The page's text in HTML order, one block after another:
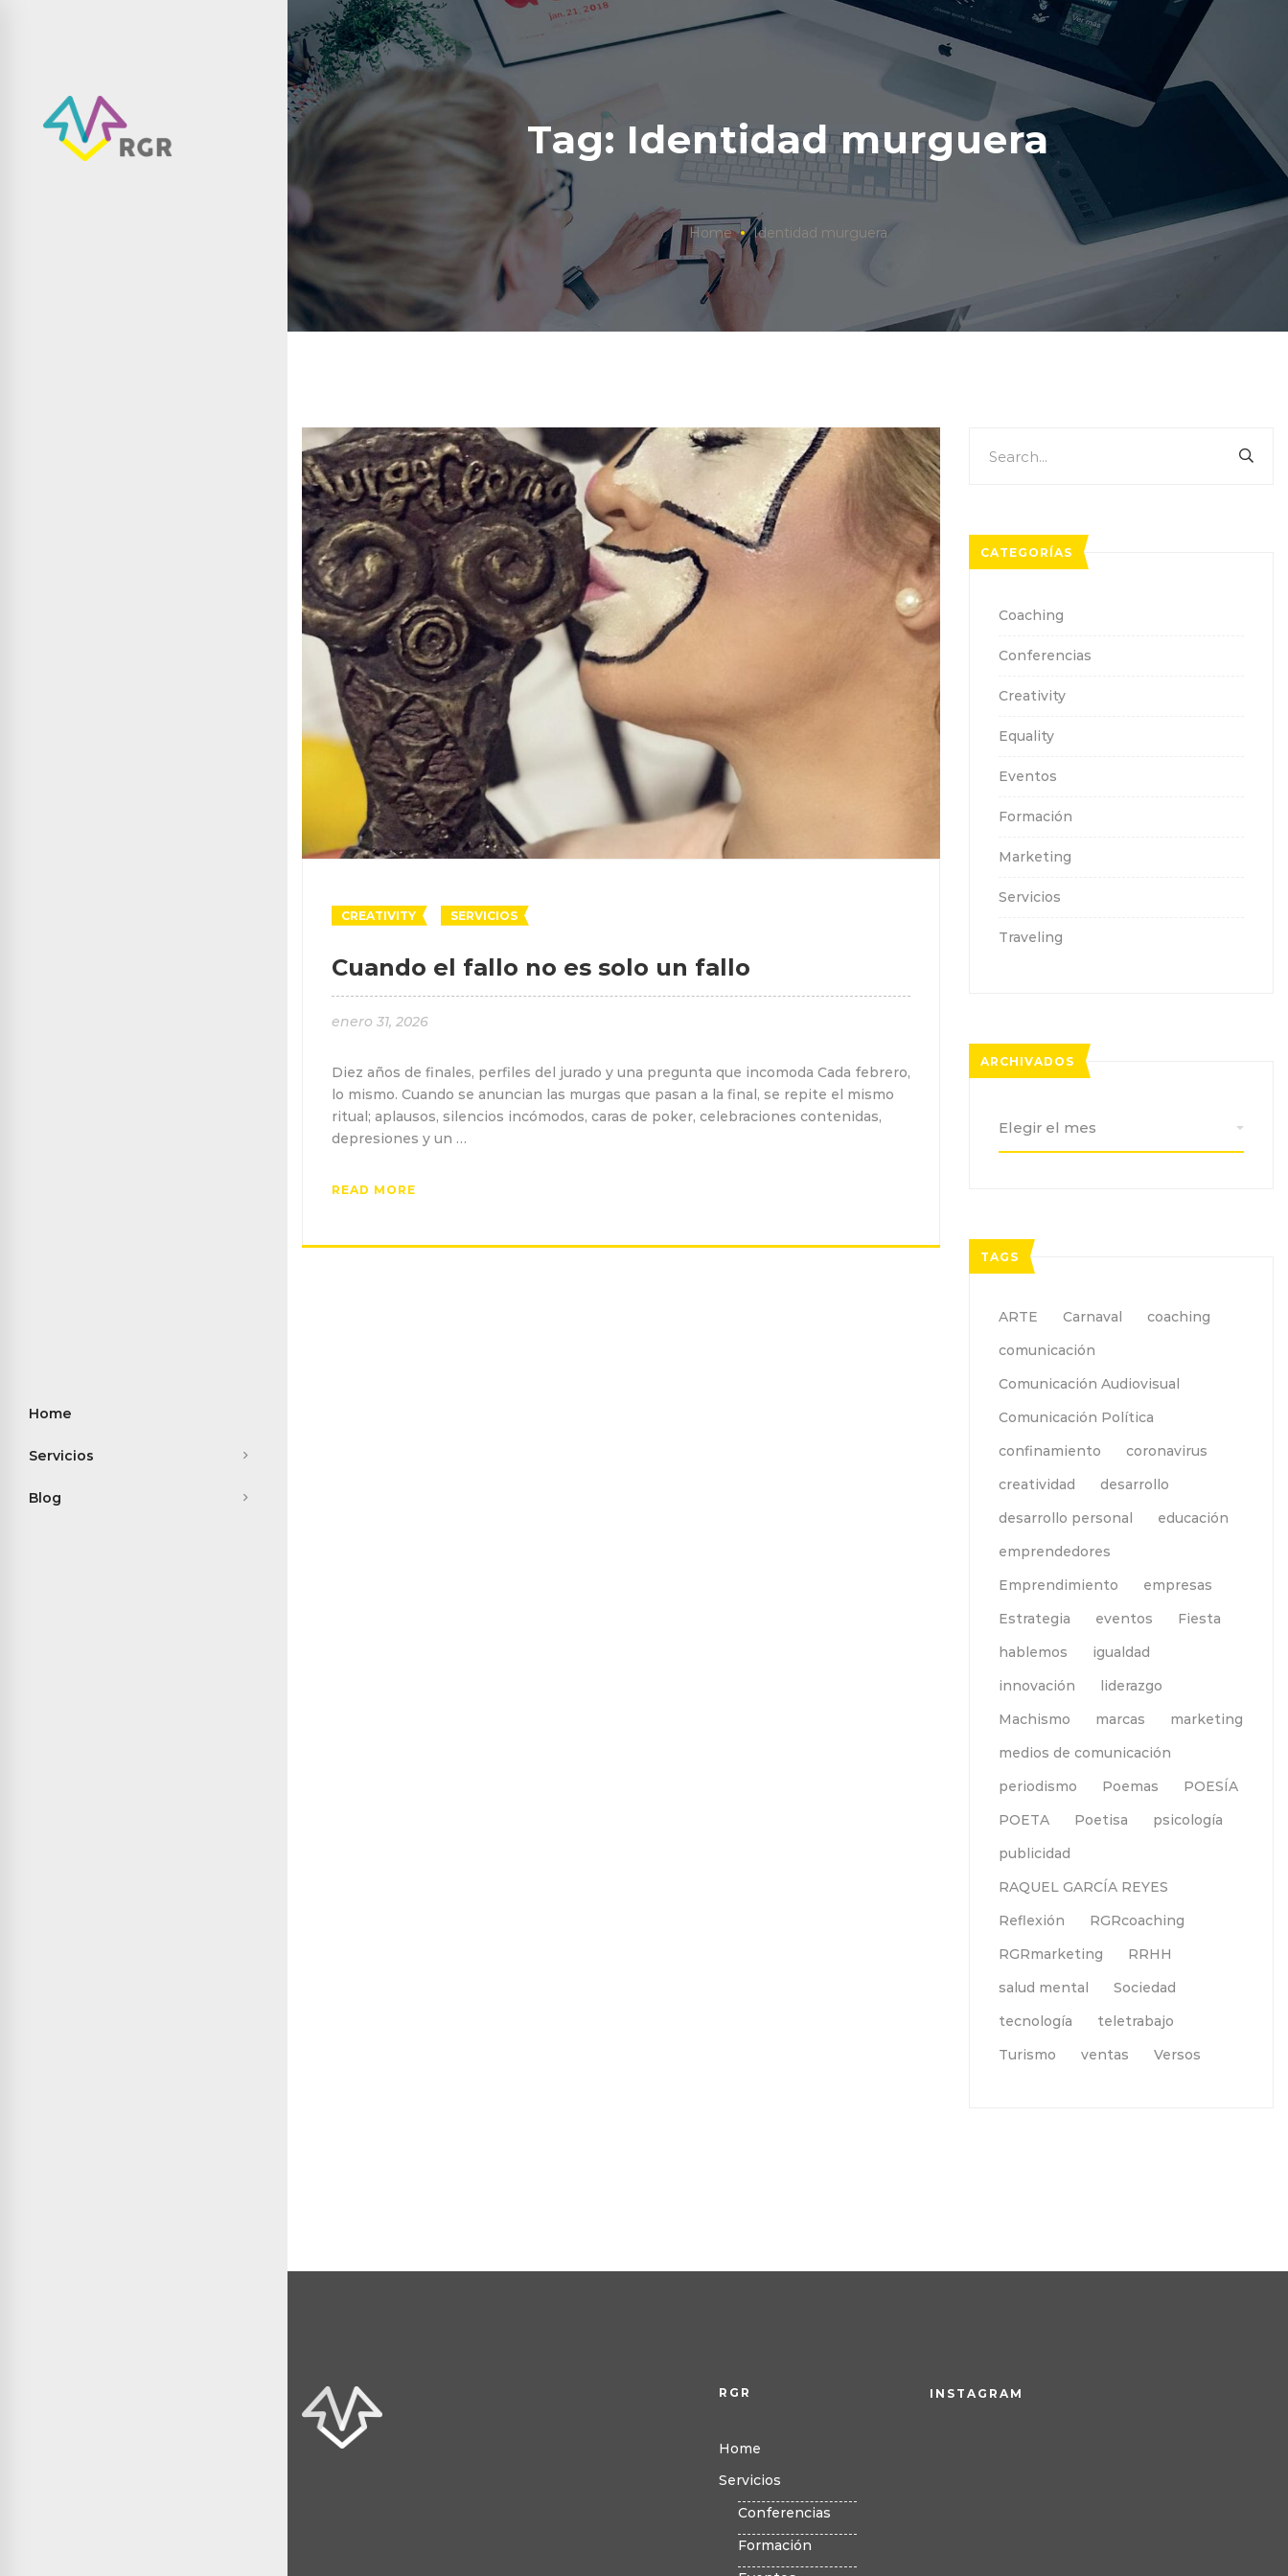
Home
Servicios
Blog
Tag: Identidad murguera
Home Identidad murguera
CREATIVITY SERVICIOS
Cuando el fallo no es solo un fallo
enero 31, 2026
Diez años de finales, perfiles del jurado y una pregunta que incomoda Cada febrero,
lo mismo. Cuando se anuncian las murgas que pasan a la final, se repite el mismo
ritual; aplausos, silencios incómodos, caras de poker, celebraciones contenidas,
depresiones y un …
READ MORE
for:
CATEGORÍAS
Coaching
Conferencias
Creativity
Equality
Eventos
Formación
Marketing
Servicios
Traveling
ARCHIVADOS
TAGS
ARTE Carnaval
coaching
comunicación
Comunicación Audiovisual
Comunicación Política
confinamiento
coronavirus
creatividad
desarrollo
desarrollo personal
educación
emprendedores
Emprendimiento
empresas
Estrategia
eventos
Fiesta
hablemos
igualdad
innovación
liderazgo
Machismo
marcas
marketing
medios de comunicación
periodismo
Poemas
POESÍA
POETA
Poetisa
psicología
publicidad
RAQUEL GARCÍA REYES
Reflexión
RGRcoaching
RGRmarketing
RRHH
salud mental
Sociedad
tecnología
teletrabajo
Turismo
ventas Versos
RGR
Home
Servicios
Conferencias
Formación
INSTAGRAM